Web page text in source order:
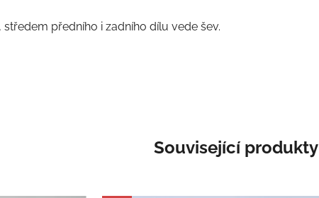
předního i zadního dílu vede šev.
Související produkty